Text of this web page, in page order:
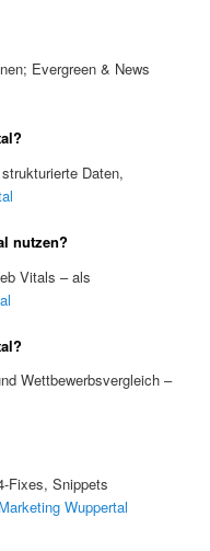
Evergreen & News
Daten,
nutzen?
Vitals – als
Wettbewerbsvergleich –
Fixes, Snippets
Wuppertal